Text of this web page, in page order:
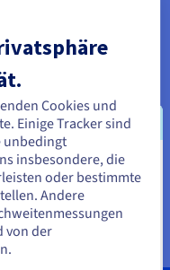
möchten, müssen Sie
und dort einen
Cookies und
Einige Tracker sind
unbedingt
insbesondere, die
oder bestimmte
Andere
von der